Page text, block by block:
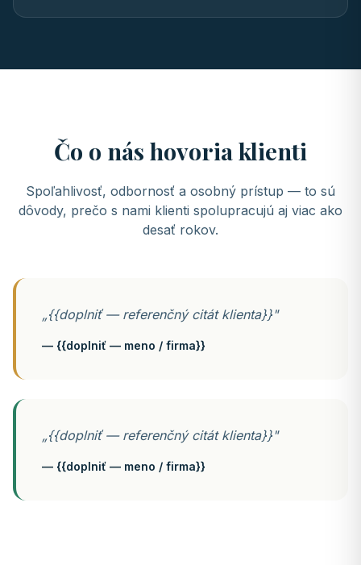
Čo o nás hovoria klienti
Spoľahlivosť, odbornosť a osobný prístup — to sú
dôvody, prečo s nami klienti spolupracujú aj viac ako
desať rokov.
„{{doplniť — referenčný citát klienta}}"
— {{doplniť — meno / firma}}
„{{doplniť — referenčný citát klienta}}"
— {{doplniť — meno / firma}}